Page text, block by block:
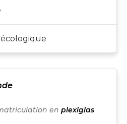
en plexiglas